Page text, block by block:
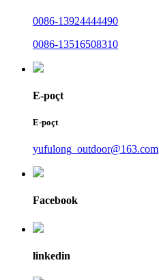
0086-13924444490
0086-13516508310
E-poçt
E-poçt
yufulong_outdoor@163.com
Facebook
linkedin